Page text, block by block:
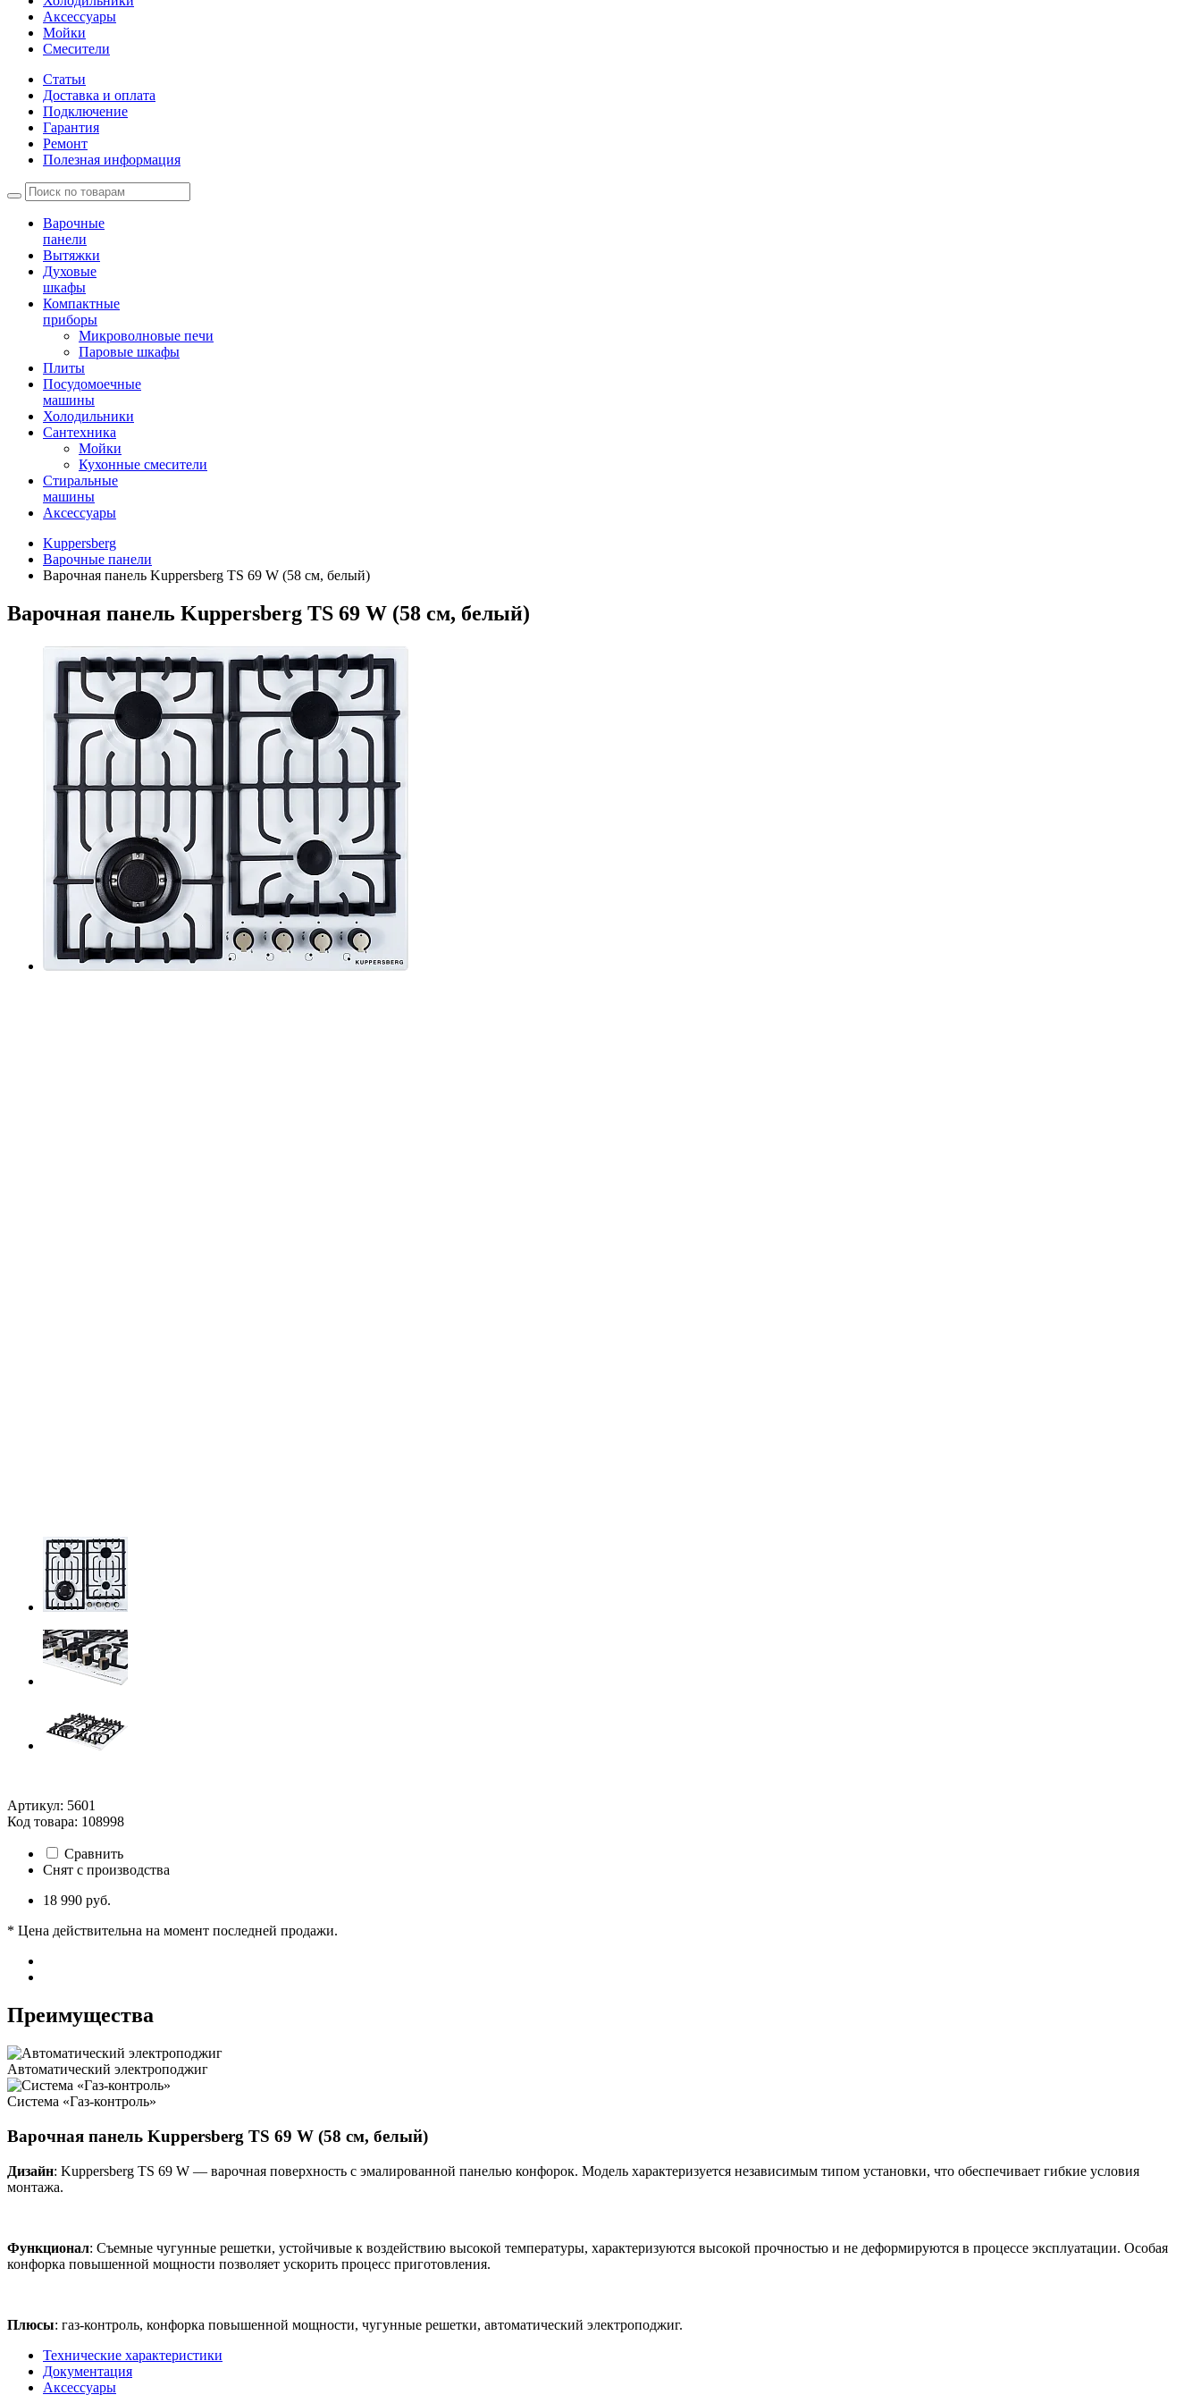
Аксессуары
Мойки
Cмесители
Статьи
Доставка и оплата
Подключение
Гарантия
Ремонт
Полезная информация
Варочные
панели
Вытяжки
Духовые
шкафы
Компактные
приборы
Микроволновые печи
Паровые шкафы
Плиты
Посудомоечные
машины
Холодильники
Сантехника
Мойки
Кухонные смесители
Стиральные
машины
Аксессуары
Kuppersberg
Варочные панели
Варочная панель Kuppersberg TS 69 W (58 см, белый)
Варочная панель Kuppersberg TS 69 W (58 см, белый)
Артикул: 5601
Код товара: 108998
Сравнить
Снят с производства
18 990 руб.
* Цена действительна на момент последней продажи.
Преимущества
Автоматический электроподжиг
Система «Газ-контроль»
Варочная панель Kuppersberg TS 69 W (58 см, белый)
Дизайн: Kuppersberg TS 69 W — варочная поверхность с эмалированной панелью конфорок. Модель характеризуется независимым типом установки, что обеспечивает гибкие условия
монтажа.
Функционал: Съемные чугунные решетки, устойчивые к воздействию высокой температуры, характеризуются высокой прочностью и не деформируются в процессе эксплуатации. Особая
конфорка повышенной мощности позволяет ускорить процесс приготовления.
Плюсы: газ-контроль, конфорка повышенной мощности, чугунные решетки, автоматический электроподжиг.
Технические характеристики
Документация
Аксессуары